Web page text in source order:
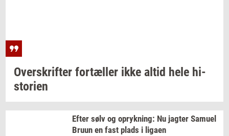
Over­skrif­ter for­tæl­ler ikke altid hele hi­
sto­ri­en
Efter sølv og op­ryk­ning: Nu jag­ter Samu­el
Bruun en fast plads i liga­en